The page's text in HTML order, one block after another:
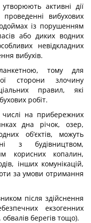
активні дії
вибухових
із порушенням
або диких водних
невід­кладних
вибухів.
тому для
сторони злочину
правил, які
робіт.
на прибережних
дна річок, озер,
об’єктів, можуть
з будівництвом,
ко­рисних копалин,
інших комунікацій,
за умови отримання
після здійснення
екзогенних
обвалів берегів тощо).